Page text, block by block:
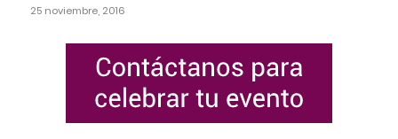
25 noviembre, 2016